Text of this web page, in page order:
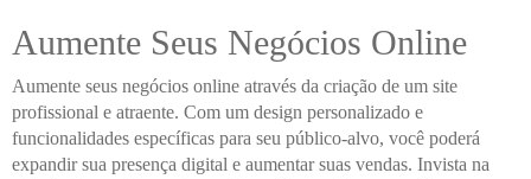
Aumente Seus Negócios Online
Aumente seus negócios online através da criação de um site
profissional e atraente. Com um design personalizado e
funcionalidades específicas para seu público-alvo, você poderá
expandir sua presença digital e aumentar suas vendas. Invista na